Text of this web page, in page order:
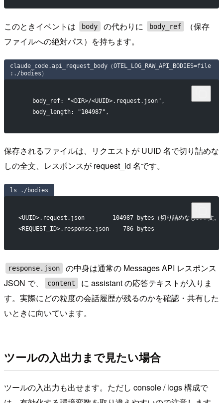
このときイベントは body の代わりに body_ref
（保存
ファイルへの絶対パス）を持ちます。
claude_code.api_request_body（OTEL_LOG_RAW_API_BODIES=file
:./bodies）
    body_ref: "<DIR>/<UUID>.request.json",
    body_length: "104987",
保存されるファイルは、リクエストが UUID 名で切り詰めな
しの全文、レスポンスが request_id 名です。
ls ./bodies
<UUID>.request.json        104987 bytes（切り詰めなしの全文
<REQUEST_ID>.response.json    786 bytes
response.json
の中身は通常の Messages API レスポンス
JSON で、
content
に assistant の応答テキストが入りま
す。実際にどの粒度の会話履歴が残るのかを確認・共有した
いときに向いています。
ツールの入出力まで見たい場合
ツールの入出力も出せます。ただし console / logs 構成で